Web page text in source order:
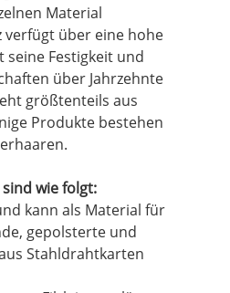
Material
verfügt über eine hohe
seine Festigkeit und
über Jahrzehnte
größtenteils aus
Produkte bestehen
wie folgt:
kann als Material für
gepolsterte und
Stahldrahtkarten